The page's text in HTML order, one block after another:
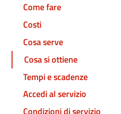
Come fare
Costi
Cosa serve
Cosa si ottiene
Tempi e scadenze
Accedi al servizio